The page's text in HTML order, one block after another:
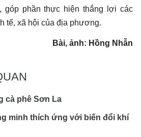
góp phần thực hiện thắng lợi các
tế, xã hội của địa phương.
Bài, ảnh: Hồng Nhẫn
cà phê Sơn La
minh thích ứng với biến đổi khí